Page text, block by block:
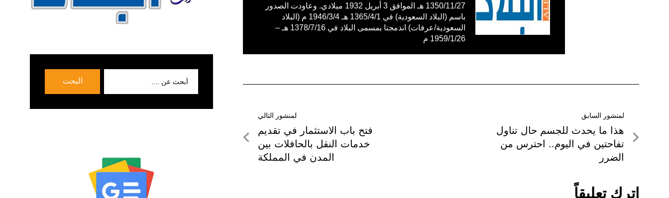
1350/11/27 هـ الموافق 3 أبريل 1932 ميلادي. وعاودت الصدور
باسم (البلاد السعودية) في 1365/4/1 هـ 1946/3/4 م (البلاد
السعودية/عرفات) اندمجتا بمسمى البلاد في 1378/7/16 هـ –
1959/1/26 م
تصفّح
المقالات
لمنشور السابق
لمنشور
السابق
هذا ما يحدث للجسم حال تناول
تفاحتين في اليوم.. احترس من
الضرر
لمنشور التالي
لمنشور
التالي
فتح باب الاستثمار في تقديم
خدمات النقل بالحافلات بين
المدن في المملكة
اترك تعليقاً
البحث